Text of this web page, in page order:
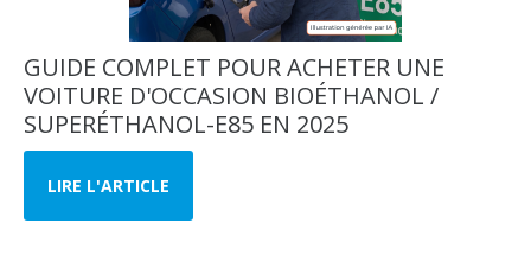
GUIDE COMPLET POUR ACHETER UNE
VOITURE D'OCCASION BIOÉTHANOL /
SUPERÉTHANOL-E85 EN 2025
LIRE L'ARTICLE